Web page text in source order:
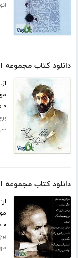
دانلود کتاب مجموعه
از:
۰ صفحه
دانلود کتاب مجموعه
از:
۰ صفحه